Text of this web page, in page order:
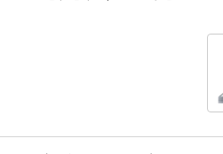
می‌کند تا به راحتی محصولات
محتواهایی باکیفیت برای پیشبرد
از محصولات دیجیتال از انواع فایل های
تا فایل لایه باز فتوشاپ، ایلاستریتور و
به کاربران کمک می‌کند تا زمان و
سرعت پروژه‌های خود را تکمیل کنند. در